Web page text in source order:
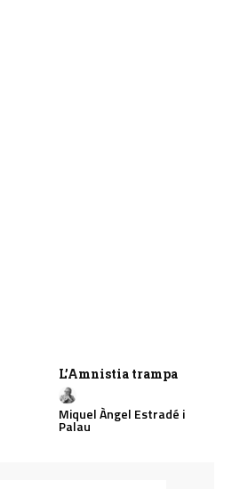
L’Amnistia trampa
Miquel Àngel Estradé i
Palau